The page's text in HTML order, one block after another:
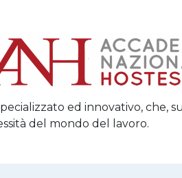
ed innovativo, che,
del mondo del lavoro.